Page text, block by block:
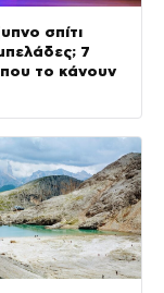
σπίτι
7
το κάνουν